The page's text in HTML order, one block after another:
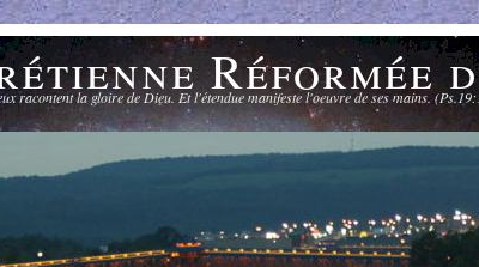
Réformée
racontent la gloire de Dieu. Et l'étendue manifeste l'oeuvre de ses mains.